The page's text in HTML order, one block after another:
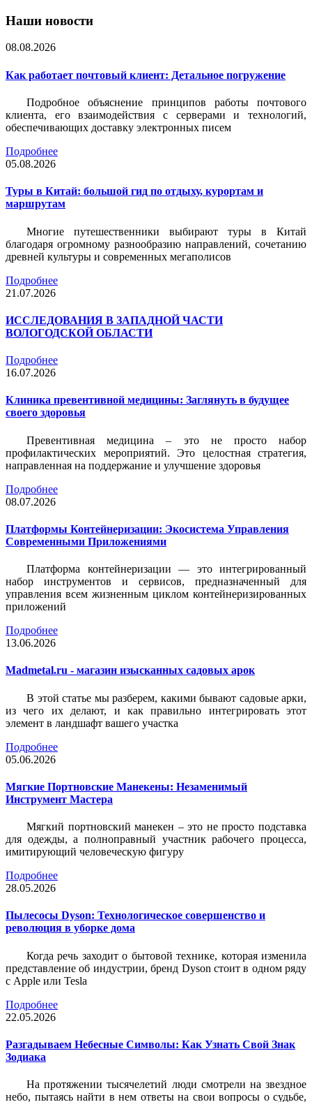
Наши новости
08.08.2026
Как работает почтовый клиент: Детальное погружение
Подробное объяснение принципов работы почтового
клиента, его взаимодействия с серверами и технологий,
обеспечивающих доставку электронных писем
Подробнее
05.08.2026
Туры в Китай: большой гид по отдыху, курортам и
маршрутам
Многие путешественники выбирают туры в Китай
благодаря огромному разнообразию направлений, сочетанию
древней культуры и современных мегаполисов
Подробнее
21.07.2026
ИССЛЕДОВАНИЯ В ЗАПАДНОЙ ЧАСТИ
ВОЛОГОДСКОЙ ОБЛАСТИ
Подробнее
16.07.2026
Клиника превентивной медицины: Заглянуть в будущее
своего здоровья
Превентивная медицина – это не просто набор
профилактических мероприятий. Это целостная стратегия,
направленная на поддержание и улучшение здоровья
Подробнее
08.07.2026
Платформы Контейнеризации: Экосистема Управления
Современными Приложениями
Платформа контейнеризации — это интегрированный
набор инструментов и сервисов, предназначенный для
управления всем жизненным циклом контейнеризированных
приложений
Подробнее
13.06.2026
Madmetal.ru - магазин изысканных садовых арок
В этой статье мы разберем, какими бывают садовые арки,
из чего их делают, и как правильно интегрировать этот
элемент в ландшафт вашего участка
Подробнее
05.06.2026
Мягкие Портновские Манекены: Незаменимый
Инструмент Мастера
Мягкий портновский манекен – это не просто подставка
для одежды, а полноправный участник рабочего процесса,
имитирующий человеческую фигуру
Подробнее
28.05.2026
Пылесосы Dyson: Технологическое совершенство и
революция в уборке дома
Когда речь заходит о бытовой технике, которая изменила
представление об индустрии, бренд Dyson стоит в одном ряду
с Apple или Tesla
Подробнее
22.05.2026
Разгадываем Небесные Символы: Как Узнать Свой Знак
Зодиака
На протяжении тысячелетий люди смотрели на звездное
небо, пытаясь найти в нем ответы на свои вопросы о судьбе,